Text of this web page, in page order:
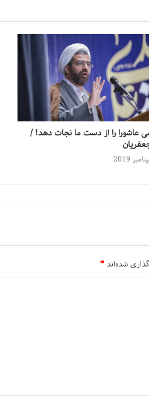
عاشورا را از دست ما نجات دهد! /
شده‌اند*